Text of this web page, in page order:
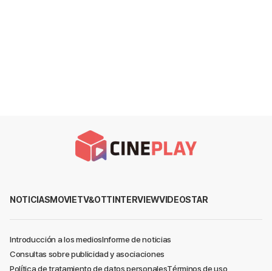
NOTICIASMOVIETV&OTTINTERVIEWVIDEOSTAR
Introducción a los mediosInforme de noticias
Consultas sobre publicidad y asociaciones
Política de tratamiento de datos personalesTérminos de uso